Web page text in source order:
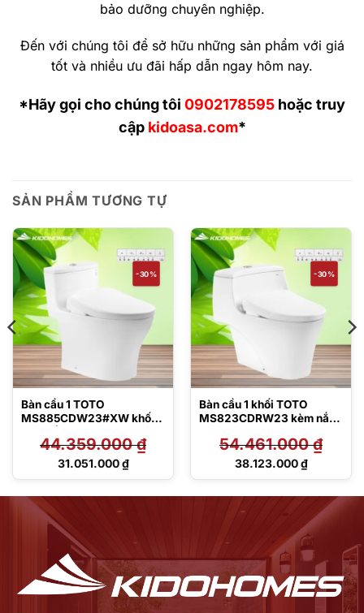
bảo dưỡng chuyên nghiệp.
Đến với chúng tôi để sở hữu những sản phẩm với giá
tốt và nhiều ưu đãi hấp dẫn ngay hôm nay.
*Hãy gọi cho chúng tôi 0902178595 hoặc truy
cập kidoasa.com*
SẢN PHẨM TƯƠNG TỰ
-30%
Bàn cầu 1 TOTO
MS885CDW23#XW khối
TCF47360GAA
44.359.000₫
Giá
31.051.000₫
Giá
-30%
Bàn cầu 1 khối TOTO
MS823CDRW23 kèm nắp
54.461.000₫
Giá
54.461.000 ₫.
38.123.000₫
Giá
38.123.000 ₫.